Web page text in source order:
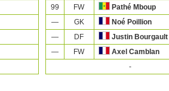
99
FW
Pathé Mboup
—
GK
Noé Poillion
—
DF
Justin Bourgault
—
FW
Axel Camblan
-